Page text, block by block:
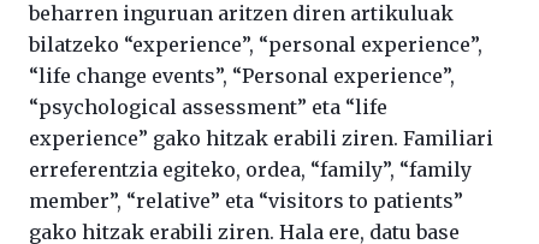
beharren inguruan aritzen diren artikuluak
bilatzeko “experience”, “personal experience”,
“life change events”, “Personal experience”,
“psychological assessment” eta “life
experience” gako hitzak erabili ziren. Familiari
erreferentzia egiteko, ordea, “family”, “family
member”, “relative” eta “visitors to patients”
gako hitzak erabili ziren. Hala ere, datu base